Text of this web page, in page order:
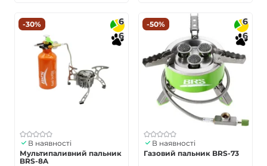
-30%
6
6
В наявності
Мультипаливний пальник
BRS-8A
-50%
6
6
В наявності
Газовий пальник BRS-73